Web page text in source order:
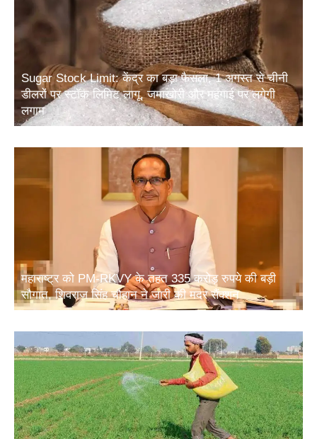
Sugar Stock Limit: केंद्र का बड़ा फैसला, 1 अगस्त से चीनी
डीलरों पर स्टॉक लिमिट लागू, जमाखोरी और महंगाई पर लगेगी
लगाम
महाराष्ट्र को PM-RKVY के तहत 335 करोड़ रुपये की बड़ी
सौगात, शिवराज सिंह चौहान ने जारी की मदर सैंक्शन